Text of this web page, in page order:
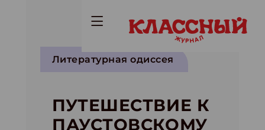
Литературная одиссея
ПУТЕШЕСТВИЕ К
ПАУСТОВСКОМУ